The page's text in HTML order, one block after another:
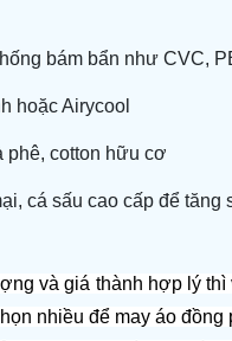
bám bẩn như CVC,
hoặc Airycool
phê, cotton hữu cơ
cá sấu cao cấp để tăng
và giá thành hợp lý thì
nhiều để may áo đồng